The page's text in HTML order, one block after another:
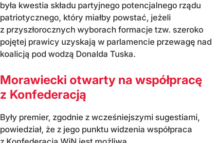
była kwestia składu partyjnego potencjalnego rządu
patriotycznego, który miałby powstać, jeżeli
z przyszłorocznych wyborach formacje tzw. szeroko
pojętej prawicy uzyskają w parlamencie przewagę nad
koalicją pod wodzą Donalda Tuska.
Morawiecki otwarty na współpracę
z Konfederacją
Były premier, zgodnie z wcześniejszymi sugestiami,
powiedział, że z jego punktu widzenia współpraca